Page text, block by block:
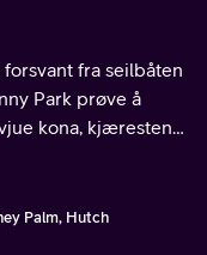
fra seilbåten
Park prøve å
kona, kjæresten
Palm, Hutch